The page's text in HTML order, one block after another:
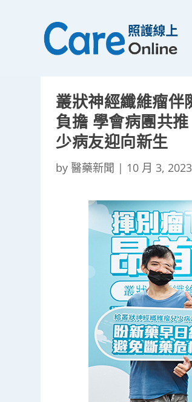
叢狀神經纖維瘤伴
負擔 學會病團共
少病友迎向新生
by 醫藥新聞 | 10 月 3, 2023